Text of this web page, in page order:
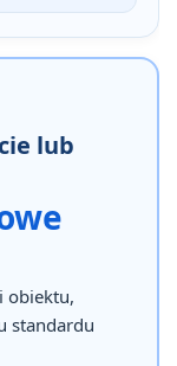
lub
obiektu,
standardu